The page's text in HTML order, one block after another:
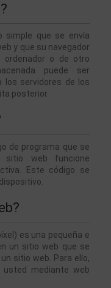
simple que se envía
y que su navegador
o de otro
puede ser
los servidores de los
posterior.
de programa que se
sitio web funcione
Este código se
es una pequeña e
un sitio web que se
sitio web. Para ello,
mediante web